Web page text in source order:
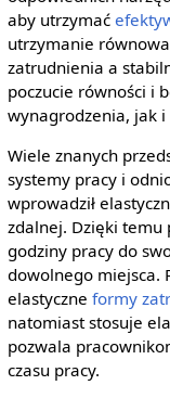
aby utrzymać
utrzymanie
zatrudnienia a
poczucie równości i
wynagrodzenia, jak
Wiele znanych
systemy pracy i
wprowadził
zdalnej. Dzięki temu
godziny pracy do
dowolnego miejsca.
elastyczne formy
natomiast stosuje
pozwala
czasu pracy.